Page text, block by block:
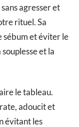
agresser et
rituel. Sa
sébum et éviter le
et la
le tableau.
adoucit et
évitant les